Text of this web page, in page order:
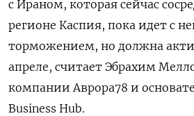
с Ираном, которая сейчас
регионе Каспия, пока идет с
торможением, но должна
апреле, считает Эбрахим
компании Аврора78 и
Business Hub.